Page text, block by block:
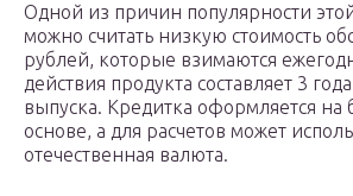
Одной из причин популярности
можно считать низкую стоимость
рублей, которые взимаются
действия продукта составляет 3
выпуска. Кредитка оформляется на
основе, а для расчетов может
отечественная валюта.